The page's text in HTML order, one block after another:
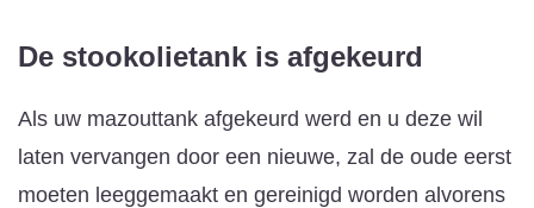
De stookolietank is afgekeurd
Als uw mazouttank afgekeurd werd en u deze wil
laten vervangen door een nieuwe, zal de oude eerst
moeten leeggemaakt en gereinigd worden alvorens